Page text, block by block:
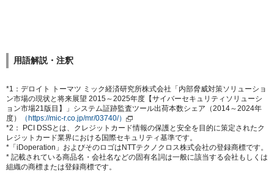
用語解説・注釈
*1：デロイト トーマツ ミック経済研究所株式会社「内部脅威対策ソリューショ
ン市場の現状と将来展望 2015～2025年度【サイバーセキュリティソリューシ
ョン市場21版目】」システム証跡監査ツール出荷本数シェア（2014～2024年
度）
（https://mic-r.co.jp/mr/03740/）
*2： PCI DSSとは、クレジットカード情報の保護と安全を目的に策定されたク
レジットカード業界における国際セキュリティ基準です。
*「iDoperation」およびそのロゴはNTTテクノクロス株式会社の登録商標です。
* 記載されている商品名・会社名などの固有名詞は一般に該当する会社もしくは
組織の商標または登録商標です。